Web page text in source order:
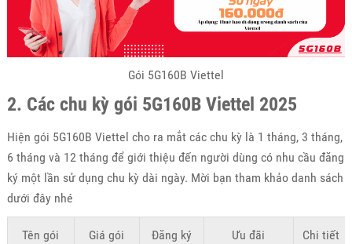
Gói 5G160B Viettel
2. Các chu kỳ gói 5G160B Viettel 2025
Hiện gói 5G160B Viettel cho ra mắt các chu kỳ là 1 tháng, 3 tháng,
6 tháng và 12 tháng để giới thiệu đến người dùng có nhu cầu đăng
ký một lần sử dụng chu kỳ dài ngày. Mời bạn tham khảo danh sách
dưới đây nhé
Tên gói Giá gói Đăng ký Ưu đãi Chi tiết